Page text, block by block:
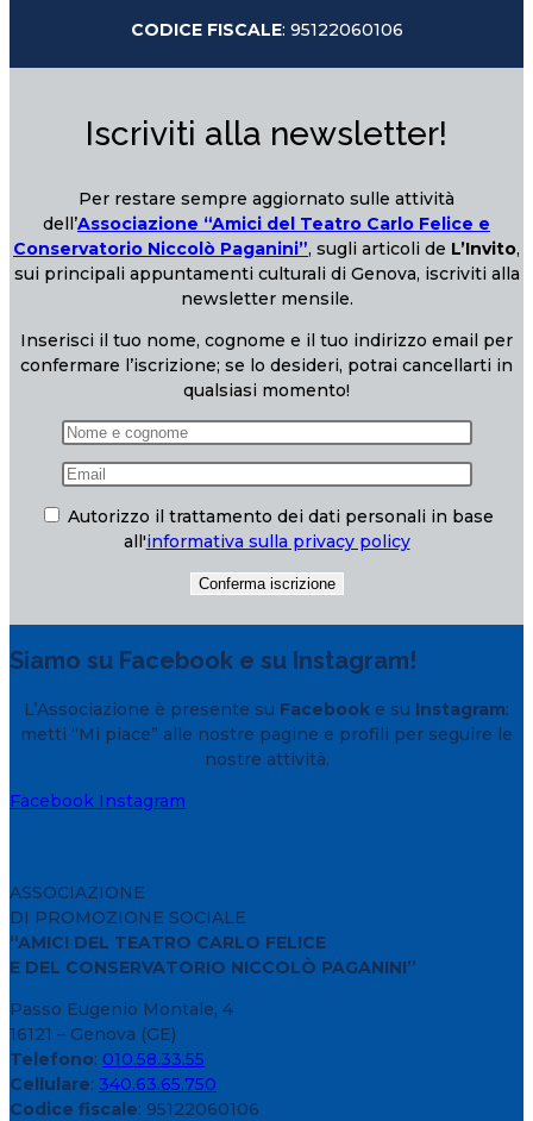
CODICE FISCALE: 95122060106
Iscriviti alla newsletter!
Per restare sempre aggiornato sulle attività
dell’Associazione “Amici del Teatro Carlo Felice e
Conservatorio Niccolò Paganini”, sugli articoli de L’Invito,
sui principali appuntamenti culturali di Genova, iscriviti alla
newsletter mensile.
Inserisci il tuo nome, cognome e il tuo indirizzo email per
confermare l’iscrizione; se lo desideri, potrai cancellarti in
qualsiasi momento!
Autorizzo il trattamento dei dati personali in base
all'informativa sulla privacy policy
Siamo su Facebook e su Instagram!
L’Associazione è presente su Facebook e su Instagram:
metti “Mi piace” alle nostre pagine e profili per seguire le
nostre attività.
Facebook Instagram
ASSOCIAZIONE
DI PROMOZIONE SOCIALE
“AMICI DEL TEATRO CARLO FELICE
E DEL CONSERVATORIO NICCOLÒ PAGANINI”
Passo Eugenio Montale, 4
16121 – Genova (GE)
Telefono: 010.58.33.55
Cellulare: 340.63.65.750
Codice fiscale: 95122060106